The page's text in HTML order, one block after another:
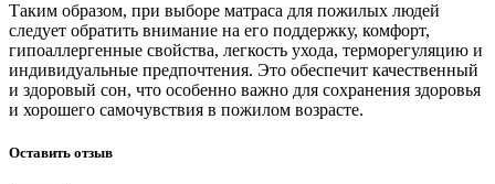
Таким образом, при выборе матраса для пожилых людей
следует обратить внимание на его поддержку, комфорт,
гипоаллергенные свойства, легкость ухода, терморегуляцию и
индивидуальные предпочтения. Это обеспечит качественный
и здоровый сон, что особенно важно для сохранения здоровья
и хорошего самочувствия в пожилом возрасте.
Оставить отзыв